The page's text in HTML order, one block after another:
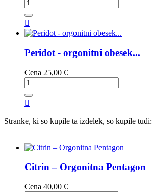

Peridot - orgonitni obesek...
Cena 25,00 €

Stranke, ki so kupile ta izdelek, so kupile tudi:
Citrin – Orgonitna Pentagon
Cena 40,00 €